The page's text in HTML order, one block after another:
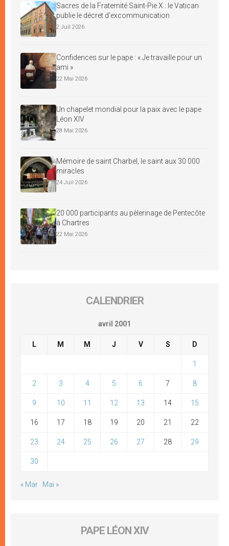
Sacres de la Fraternité Saint-Pie X : le Vatican
publie le décret d’excommunication
2 Juil 2026
Confidences sur le pape : « Je travaille pour un
ami »
22 Mai 2026
Un chapelet mondial pour la paix avec le pape
Léon XIV
28 Mai 2026
Mémoire de saint Charbel, le saint aux 30 000
miracles
24 Juil 2026
20 000 participants au pèlerinage de Pentecôte
à Chartres
22 Mai 2026
CALENDRIER
avril 2001
L M M J V S D
1
2 3 4 5 6 7 8
9 10 11 12 13 14 15
16 17 18 19 20 21 22
23 24 25 26 27 28 29
30
« Mar Mai »
PAPE LÉON XIV